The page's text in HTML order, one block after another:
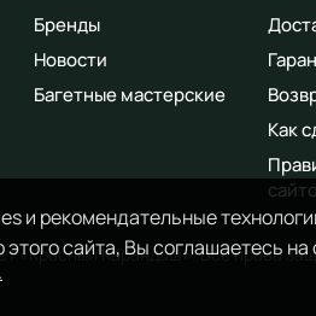
и рекомендательные
сайта, Вы соглашаетесь
Бренды
Новости
Багетные мастерские
Как
«Красный Карандаш». Все права